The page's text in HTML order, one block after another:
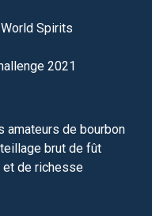
Spirits
2021
amateurs de bourbon
brut de fût
et de richesse